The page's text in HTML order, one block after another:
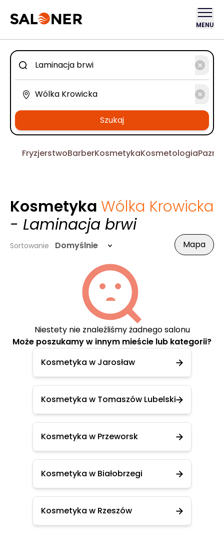
MENU
Szukaj
FryzjerstwoBarberKosmetykaKosmetologia
Kosmetyka Wólka Krowicka
- Laminacja brwi
Sortowanie Domyślnie Mapa
Niestety nie znaleźliśmy żadnego salonu
Może poszukamy w innym mieście lub kategorii?
Kosmetyka w Jarosław
Kosmetyka w Tomaszów Lubelski
Kosmetyka w Przeworsk
Kosmetyka w Białobrzegi
Kosmetyka w Rzeszów